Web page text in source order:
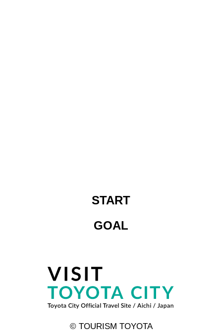
START
GOAL
© TOURISM TOYOTA